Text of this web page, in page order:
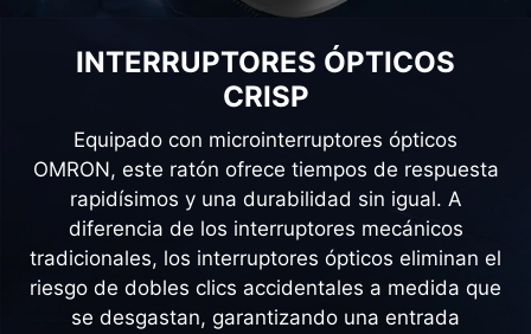
INTERRUPTORES ÓPTICOS
CRISP
Equipado con microinterruptores ópticos
OMRON, este ratón ofrece tiempos de respuesta
rapidísimos y una durabilidad sin igual. A
diferencia de los interruptores mecánicos
tradicionales, los interruptores ópticos eliminan el
riesgo de dobles clics accidentales a medida que
se desgastan, garantizando una entrada